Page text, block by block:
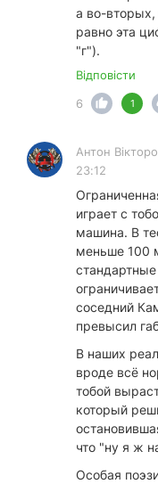
а во-
равно эта
"г").
Відповісти
6
1
Антон
23:12
играет с
машина. В
меньше 100
соседний
превысил
В наших
вроде всё
тобой
который
что "ну я ж
Особая